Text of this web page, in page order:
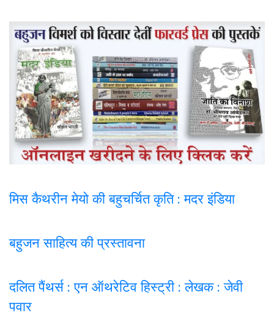
मिस कैथरीन मेयो की बहुचर्चित कृति : मदर इंडिया
बहुजन साहित्य की प्रस्तावना
दलित पैंथर्स : एन ऑथरेटिव हिस्ट्री : लेखक : जेवी
पवार